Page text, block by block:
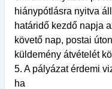
hiánypótlásra nyitva
határidő kezdő napja
követő nap, postai
küldemény átvételét
5. A pályázat érdemi
ha